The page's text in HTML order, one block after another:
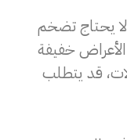
لا يحتاج تضخم
خفيفة
قد يتطلب